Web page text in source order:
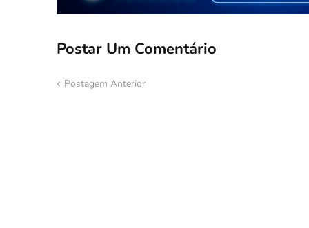
Postar Um Comentário
Postagem Anterior